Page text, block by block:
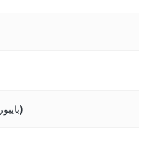
(بايبورت)